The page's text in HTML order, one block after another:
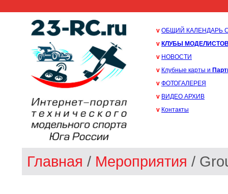
v ОБЩИЙ КАЛЕНДАРЬ
v КЛУБЫ
v НОВОСТИ
v Клубные карты и
v ФОТОГАЛЕРЕЯ
v ВИДЕО АРХИВ
v Контакты
Главная / Мероприятия /